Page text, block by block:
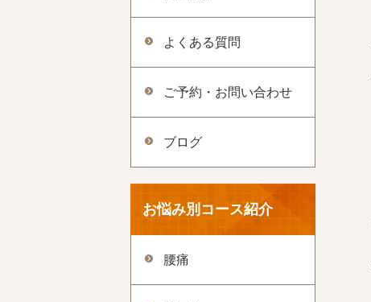
よくある質問
ご予約・お問い合わせ
ブログ
お悩み別コース紹介
腰痛